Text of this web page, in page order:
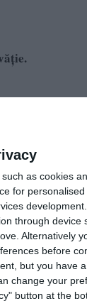
as cookies
for
development.
through device
Alternatively
before
but you have
change your
button at the
unele
datelor cu